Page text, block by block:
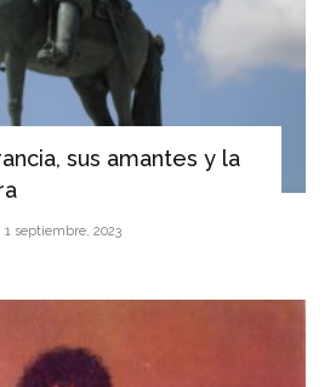
sus amantes y la
1 septiembre, 2023